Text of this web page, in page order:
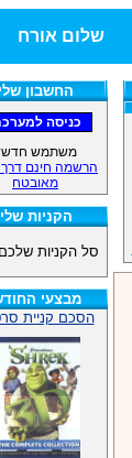
שלום אורח
החשבון שלי
משתמש
הרשמה חינם
מאובטח
הקניות שלי
סל הקניות
מבצעי
הסכם קניית